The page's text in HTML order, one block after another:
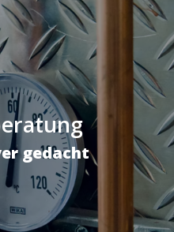
gedacht